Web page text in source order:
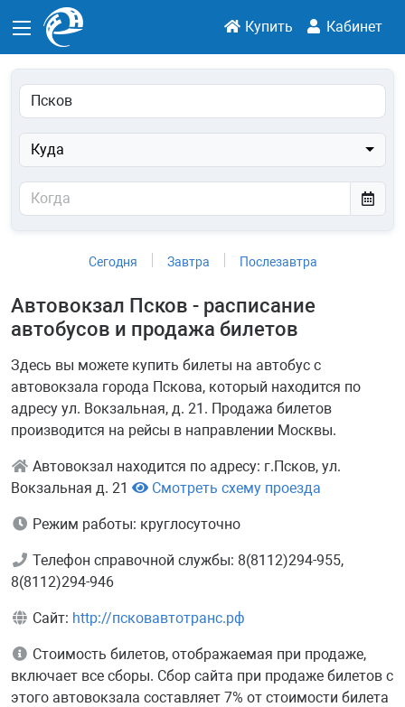
Купить Кабинет
Куда
Сегодня Завтра Послезавтра
Автовокзал Псков - расписание
автобусов и продажа билетов
Здесь вы можете купить билеты на автобус с
автовокзала города Пскова, который находится по
адресу ул. Вокзальная, д. 21. Продажа билетов
производится на рейсы в направлении Москвы.
Автовокзал находится по адресу: г.Псков, ул.
Вокзальная д. 21
Смотреть схему проезда
Режим работы: круглосуточно
Телефон справочной службы: 8(8112)294-955,
8(8112)294-946
Сайт: http://псковавтотранс.рф
Стоимость билетов, отображаемая при продаже,
включает все сборы. Сбор сайта при продаже билетов с
этого автовокзала составляет 7% от стоимости билета